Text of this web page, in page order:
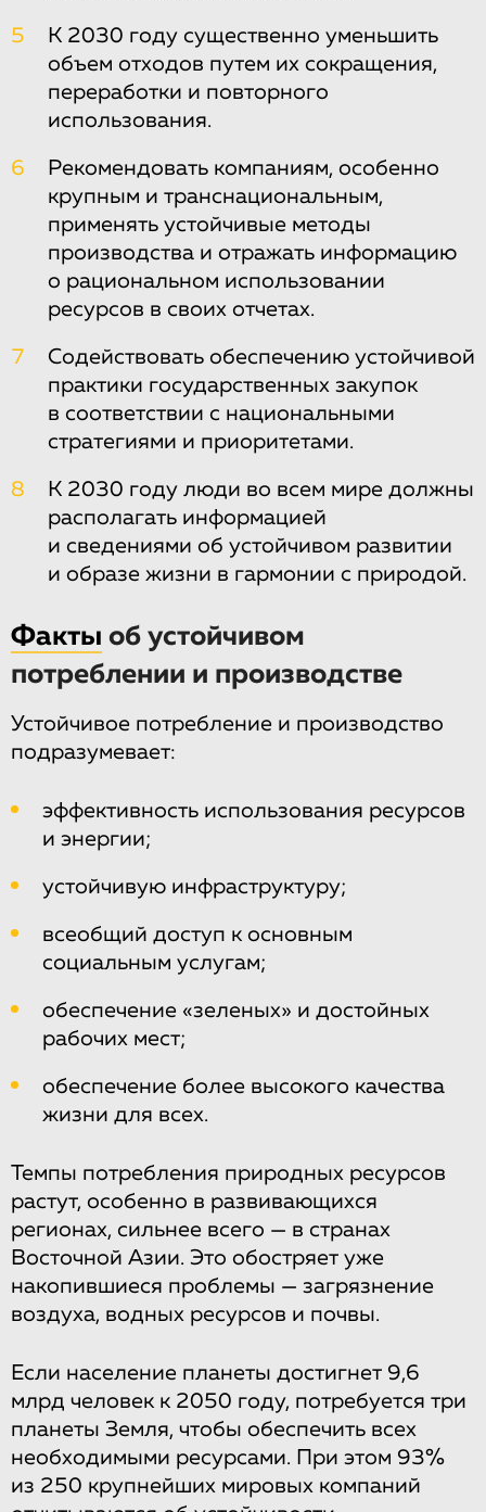
5
К 2030 году существенно уменьшить
объем отходов путем их сокращения,
переработки и повторного
использования.
6
Рекомендовать компаниям, особенно
крупным и транснациональным,
применять устойчивые методы
производства и отражать информацию
о рациональном использовании
ресурсов в своих отчетах.
7
Содействовать обеспечению устойчивой
практики государственных закупок
в соответствии с национальными
стратегиями и приоритетами.
8
К 2030 году люди во всем мире должны
располагать информацией
и сведениями об устойчивом развитии
и образе жизни в гармонии с природой.
Факты об устойчивом
потреблении и производстве
Устойчивое потребление и производство
подразумевает:
эффективность использования ресурсов
и энергии;
устойчивую инфраструктуру;
всеобщий доступ к основным
социальным услугам;
обеспечение «зеленых» и достойных
рабочих мест;
обеспечение более высокого качества
жизни для всех.
Темпы потребления природных ресурсов
растут, особенно в развивающихся
регионах, сильнее всего — в странах
Восточной Азии. Это обостряет уже
накопившиеся проблемы — загрязнение
воздуха, водных ресурсов и почвы.
Если население планеты достигнет 9,6
млрд человек к 2050 году, потребуется три
планеты Земля, чтобы обеспечить всех
необходимыми ресурсами. При этом 93%
из 250 крупнейших мировых компаний